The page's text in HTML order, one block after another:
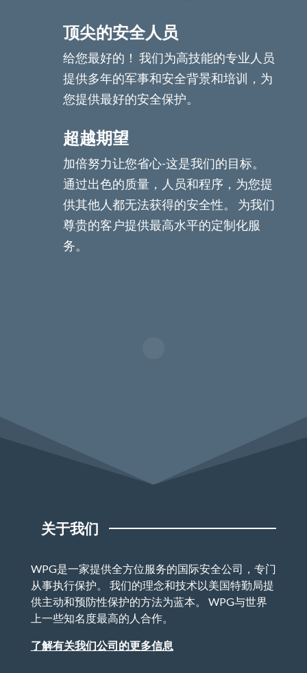
顶尖的安全人员
给您最好的！ 我们为高技能的专业人员
提供多年的军事和安全背景和培训，为
您提供最好的安全保护。
超越期望
加倍努力让您省心-这是我们的目标。
通过出色的质量，人员和程序，为您提
供其他人都无法获得的安全性。 为我们
尊贵的客户提供最高水平的定制化服
务。
关于我们
WPG是一家提供全方位服务的国际安全公司，专门
从事执行保护。 我们的理念和技术以美国特勤局提
供主动和预防性保护的方法为蓝本。 WPG与世界
上一些知名度最高的人合作。
了解有关我们公司的更多信息